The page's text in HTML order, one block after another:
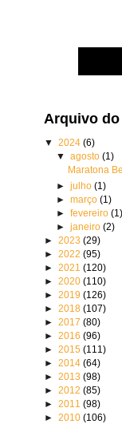
Arquivo
▼2024(6)
▼ agosto (1)
Maratona
► julho (1)
► março (1)
► fevereiro (1)
► janeiro (2)
►2023(29)
►2022(95)
►2021(120)
►2020(110)
►2019(126)
►2018(107)
►2017(80)
►2016(96)
►2015(111)
►2014(64)
►2013(98)
►2012(85)
►2011(98)
►2010(106)